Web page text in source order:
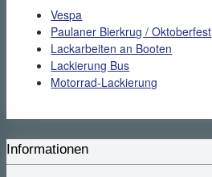
Vespa
Paulaner Bierkrug / Oktoberfest
Lackarbeiten an Booten
Lackierung Bus
Motorrad-Lackierung
Informationen